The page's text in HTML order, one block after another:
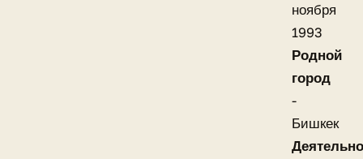
ноября
1993
Родной
город
-
Бишкек